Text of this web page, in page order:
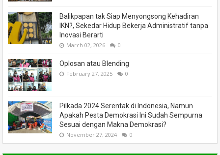
Balikpapan tak Siap Menyongsong Kehadiran
IKN?, Sekedar Hidup Bekerja Administratif tanpa
Inovasi Berarti
March 02, 2026 0
Oplosan atau Blending
February 27, 2025 0
Pilkada 2024 Serentak di Indonesia, Namun
Apakah Pesta Demokrasi Ini Sudah Sempurna
Sesuai dengan Makna Demokrasi?
November 27, 2024 0